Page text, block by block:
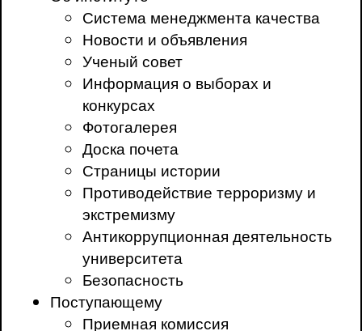
Система менеджмента качества
Новости и объявления
Ученый совет
Информация о выборах и
конкурсах
Фотогалерея
Доска почета
Страницы истории
Противодействие терроризму и
экстремизму
Антикоррупционная деятельность
университета
Безопасность
Поступающему
Приемная комиссия